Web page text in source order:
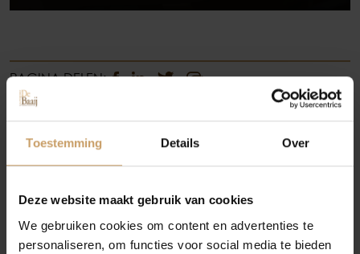
Toestemming Details Over
Deze website maakt gebruik van cookies
We gebruiken cookies om content en advertenties te
personaliseren, om functies voor social media te bieden
Lees verder
PAGINA DELEN:
Occasions
Autolease
Financiering